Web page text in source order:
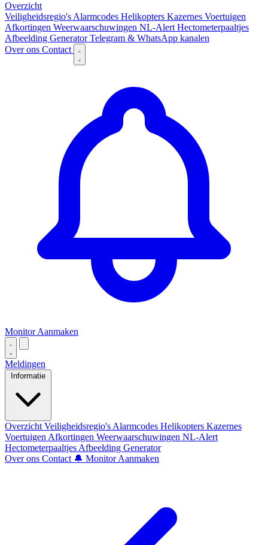
Overzicht
Veiligheidsregio's Alarmcodes Helikopters Kazernes Voertuigen
Afkortingen Weerwaarschuwingen NL-Alert Hectometerpaaltjes
Afbeelding GeneratorTelegram & WhatsApp kanalen
Over ons Contact
Monitor Aanmaken
Meldingen
Informatie
Overzicht Veiligheidsregio's Alarmcodes Helikopters Kazernes
Voertuigen Afkortingen Weerwaarschuwingen NL-Alert
Hectometerpaaltjes Afbeelding Generator
Over ons Contact 🔔 Monitor Aanmaken